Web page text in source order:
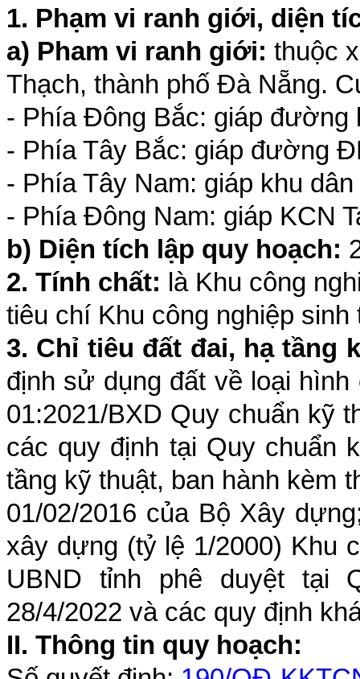
1. Phạm vi ranh giới, diện
a) Pham vi ranh giới: thuộc
Thạch, thành phố Đà Nẵng.
- Phía Đông Bắc: giáp đường
- Phía Tây Bắc: giáp đường
- Phía Tây Nam: giáp khu
- Phía Đông Nam: giáp KCN
b) Diện tích lập quy hoạch:
2. Tính chất: là Khu công
tiêu chí Khu công nghiệp sinh
3. Chỉ tiêu đất đai, hạ tầng
định sử dụng đất về loại
01:2021/BXD Quy chuẩn kỹ
các quy định tại Quy chuẩn
tầng kỹ thuật, ban hành kèm
01/02/2016 của Bộ Xây
xây dựng (tỷ lệ 1/2000) Khu
UBND tỉnh phê duyệt tại
28/4/2022 và các quy định
II. Thông tin quy hoạch: